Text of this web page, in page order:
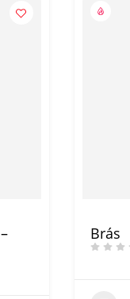
Brás